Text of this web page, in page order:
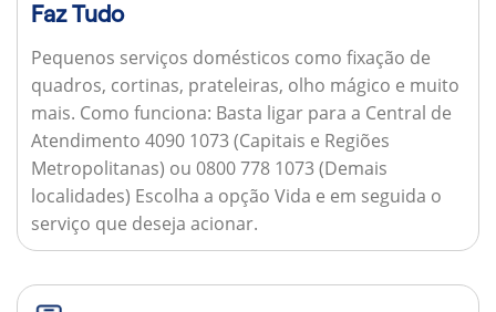
Faz Tudo
Pequenos serviços domésticos como fixação de
quadros, cortinas, prateleiras, olho mágico e muito
mais. Como funciona: Basta ligar para a Central de
Atendimento 4090 1073 (Capitais e Regiões
Metropolitanas) ou 0800 778 1073 (Demais
localidades) Escolha a opção Vida e em seguida o
serviço que deseja acionar.